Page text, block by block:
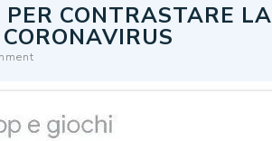
CONTRASTARE LA